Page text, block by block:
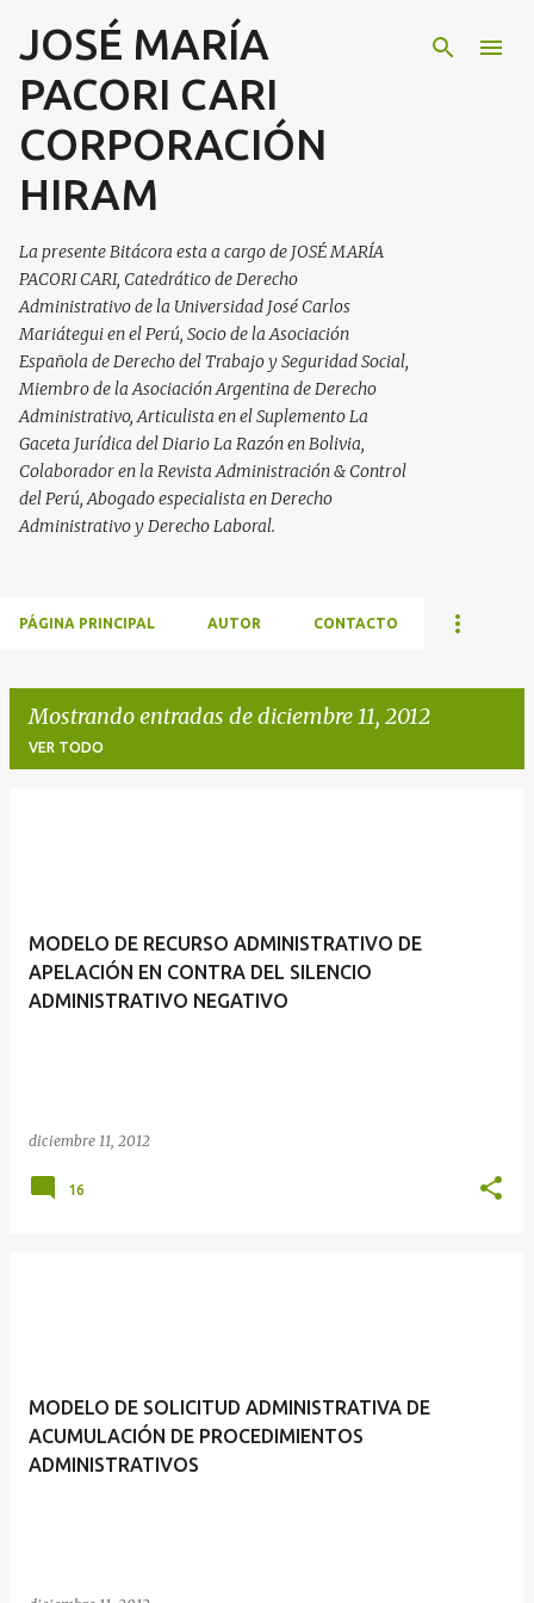
Ir al contenido principal
JOSÉ MARÍA
PACORI CARI
CORPORACIÓN
HIRAM
La presente Bitácora esta a cargo de JOSÉ MARÍA
PACORI CARI, Catedrático de Derecho
Administrativo de la Universidad José Carlos
Mariátegui en el Perú, Socio de la Asociación
Española de Derecho del Trabajo y Seguridad Social,
Miembro de la Asociación Argentina de Derecho
Administrativo, Articulista en el Suplemento La
Gaceta Jurídica del Diario La Razón en Bolivia,
Colaborador en la Revista Administración & Control
del Perú, Abogado especialista en Derecho
Administrativo y Derecho Laboral.
PÁGINA PRINCIPAL AUTOR CONTACTO
Mostrando entradas de diciembre 11, 2012
VER TODO
MODELO DE RECURSO ADMINISTRATIVO DE
APELACIÓN EN CONTRA DEL SILENCIO
ADMINISTRATIVO NEGATIVO
diciembre 11, 2012
16
MODELO DE SOLICITUD ADMINISTRATIVA DE
ACUMULACIÓN DE PROCEDIMIENTOS
ADMINISTRATIVOS